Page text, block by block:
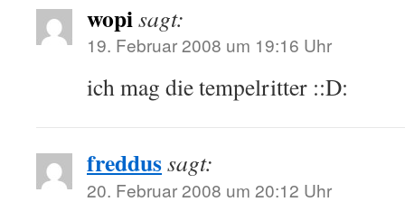
wopisagt:
19. Februar 2008 um 19:16 Uhr
ich mag die tempelritter ::D:
freddussagt:
20. Februar 2008 um 20:12 Uhr